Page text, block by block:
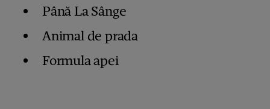
Până La Sânge
Animal de prada
Formula apei